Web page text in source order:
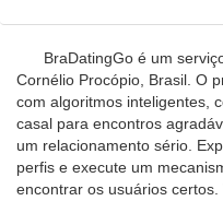
BraDatingGo é um
Cornélio Procópio, Brasil. O
com algoritmos inteligentes,
casal para encontros
um relacionamento sério.
perfis e execute um
encontrar os usuários